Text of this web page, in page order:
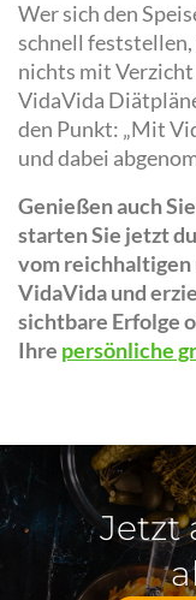
Wer sich den
schnell
nichts mit Verzicht
VidaVida
den Punkt: „Mit
und dabei
Genießen auch
starten Sie jetzt
vom reichhaltigen
VidaVida und
sichtbare Erfolge
Ihre persönliche
Jetzt